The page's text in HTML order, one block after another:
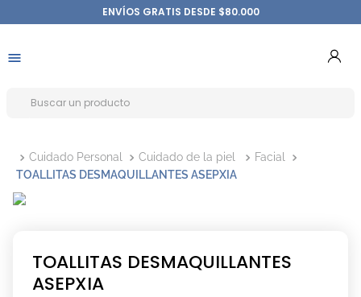
ENVÍOS GRATIS DESDE $80.000
Cuidado Personal Cuidado de la piel
Facial
TOALLITAS DESMAQUILLANTES ASEPXIA
TOALLITAS DESMAQUILLANTES
ASEPXIA